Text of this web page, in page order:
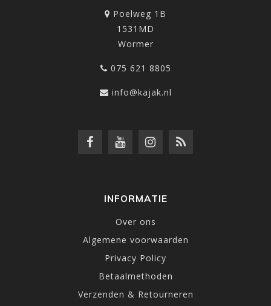
Poelweg 1B
1531MD
Wormer
075 621 8805
info@kajak.nl
INFORMATIE
Over ons
Algemene voorwaarden
Privacy Policy
Betaalmethoden
Verzenden & Retourneren